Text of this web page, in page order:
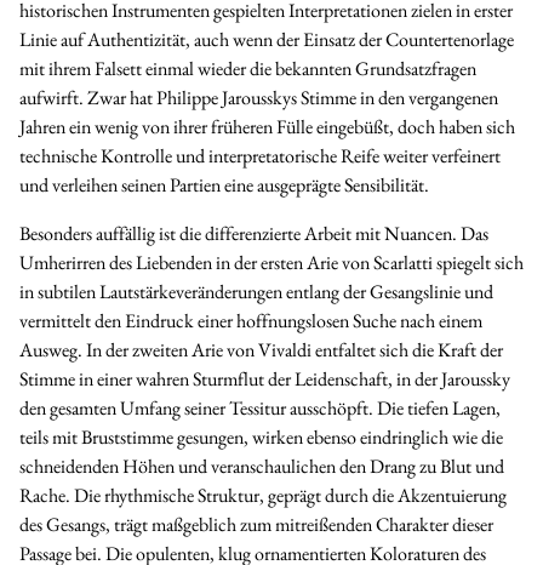
historischen Instrumenten gespielten Interpretationen zielen in erster
Linie auf Authentizität, auch wenn der Einsatz der Countertenorlage
mit ihrem Falsett einmal wieder die bekannten Grundsatzfragen
aufwirft. Zwar hat Philippe Jarousskys Stimme in den vergangenen
Jahren ein wenig von ihrer früheren Fülle eingebüßt, doch haben sich
technische Kontrolle und interpretatorische Reife weiter verfeinert
und verleihen seinen Partien eine ausgeprägte Sensibilität.
Besonders auffällig ist die differenzierte Arbeit mit Nuancen. Das
Umherirren des Liebenden in der ersten Arie von Scarlatti spiegelt sich
in subtilen Lautstärkeveränderungen entlang der Gesangslinie und
vermittelt den Eindruck einer hoffnungslosen Suche nach einem
Ausweg. In der zweiten Arie von Vivaldi entfaltet sich die Kraft der
Stimme in einer wahren Sturmflut der Leidenschaft, in der Jaroussky
den gesamten Umfang seiner Tessitur ausschöpft. Die tiefen Lagen,
teils mit Bruststimme gesungen, wirken ebenso eindringlich wie die
schneidenden Höhen und veranschaulichen den Drang zu Blut und
Rache. Die rhythmische Struktur, geprägt durch die Akzentuierung
des Gesangs, trägt maßgeblich zum mitreißenden Charakter dieser
Passage bei. Die opulenten, klug ornamentierten Koloraturen des